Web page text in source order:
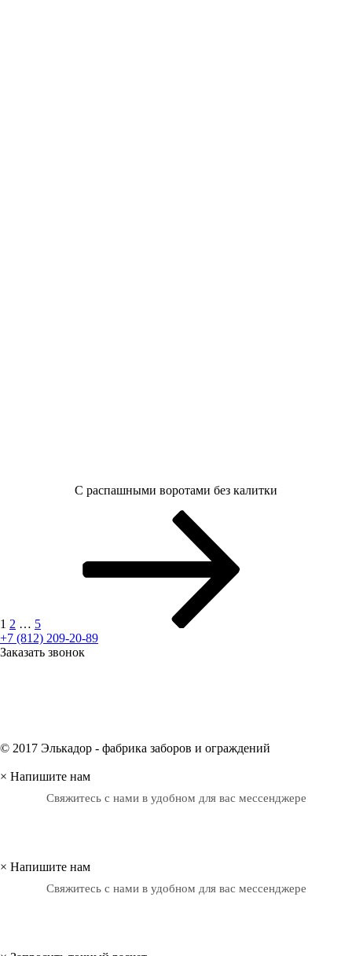
С распашными воротами без калитки
1 2 … 5
+7 (812) 209-20-89
Заказать звонок
© 2017 Элькадор - фабрика заборов и ограждений
× Напишите нам
Свяжитесь с нами в удобном для вас мессенджере
× Напишите нам
Свяжитесь с нами в удобном для вас мессенджере